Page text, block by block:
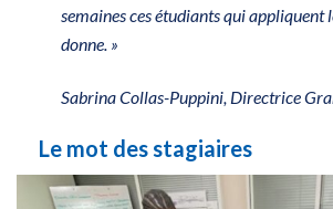
semaines ces étudiants qui appliquent
donne. »
Sabrina Collas-Puppini, Directrice
Le mot des stagiaires